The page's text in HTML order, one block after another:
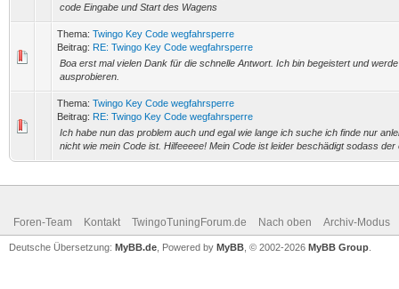
code Eingabe und Start des Wagens
Thema: Twingo Key Code wegfahrsperre
Beitrag: RE: Twingo Key Code wegfahrsperre
Boa erst mal vielen Dank für die schnelle Antwort. Ich bin begeistert und
ausprobieren.
Thema: Twingo Key Code wegfahrsperre
Beitrag: RE: Twingo Key Code wegfahrsperre
Ich habe nun das problem auch und egal wie lange ich suche ich finde nur
nicht wie mein Code ist. Hilfeeeee! Mein Code ist leider beschädigt sodass der
Foren-Team Kontakt TwingoTuningForum.de Nach oben Archiv-Modus
Deutsche Übersetzung: MyBB.de , Powered by MyBB , © 2002-2026 MyBB Group